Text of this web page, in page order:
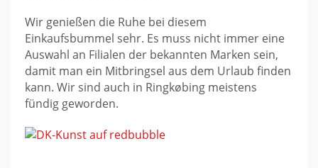
Wir genießen die Ruhe bei diesem
Einkaufsbummel sehr. Es muss nicht immer eine
Auswahl an Filialen der bekannten Marken sein,
damit man ein Mitbringsel aus dem Urlaub finden
kann. Wir sind auch in Ringkøbing meistens
fündig geworden.